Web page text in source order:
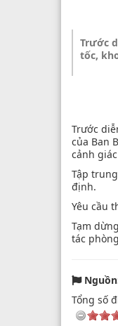
Trước
tốc,
Trước
của Ban
cảnh
Tập
định.
Yêu cầu
Tạm
tác
Tổng số